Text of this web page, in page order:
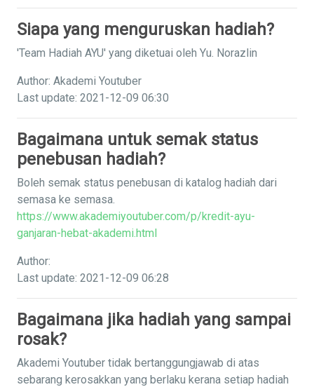
Siapa yang menguruskan hadiah?
'Team Hadiah AYU' yang diketuai oleh Yu. Norazlin
Author: Akademi Youtuber
Last update: 2021-12-09 06:30
Bagaimana untuk semak status
penebusan hadiah?
Boleh semak status penebusan di katalog hadiah dari
semasa ke semasa.
https://www.akademiyoutuber.com/p/kredit-ayu-
ganjaran-hebat-akademi.html
Author:
Last update: 2021-12-09 06:28
Bagaimana jika hadiah yang sampai
rosak?
Akademi Youtuber tidak bertanggungjawab di atas
sebarang kerosakkan yang berlaku kerana setiap hadiah